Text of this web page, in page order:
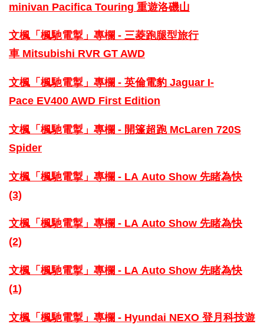
minivan Pacifica Touring 重遊洛磯山
文楓「楓馳電掣」專欄 - 三菱跑腿型旅行
車 Mitsubishi RVR GT AWD
文楓「楓馳電掣」專欄 - 英倫電豹 Jaguar I-
Pace EV400 AWD First Edition
文楓「楓馳電掣」專欄 - 開篷超跑McLaren 720S
Spider
文楓「楓馳電掣」專欄 - LA Auto Show 先睹為快
(3)
文楓「楓馳電掣」專欄 - LA Auto Show 先睹為快
(2)
文楓「楓馳電掣」專欄 - LA Auto Show 先睹為快
(1)
文楓「楓馳電掣」專欄 - Hyundai NEXO 登月科技遊